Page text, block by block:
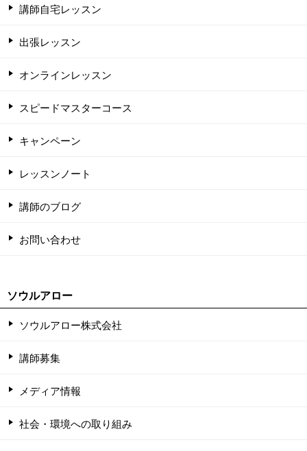
講師自宅レッスン
出張レッスン
オンラインレッスン
スピードマスターコース
キャンペーン
レッスンノート
講師のブログ
お問い合わせ
ソウルアロー
ソウルアロー株式会社
講師募集
メディア情報
社会・環境への取り組み